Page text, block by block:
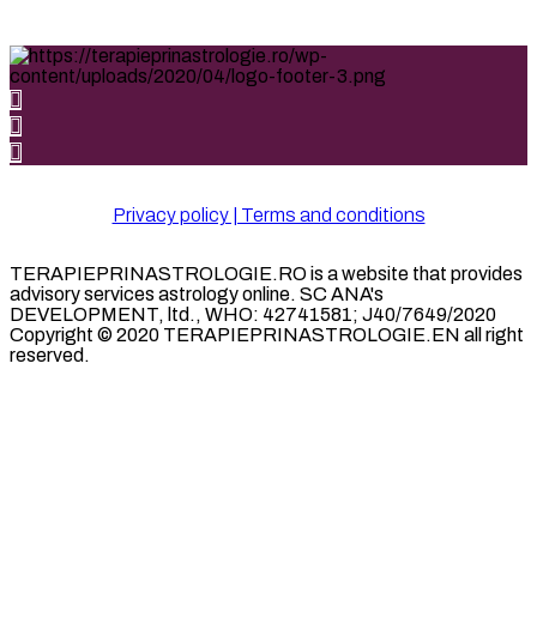
Privacy policy | Terms and conditions
TERAPIEPRINASTROLOGIE.RO is a website that provides
advisory services astrology online. SC ANA's
DEVELOPMENT, ltd., WHO: 42741581; J40/7649/2020
Copyright © 2020 TERAPIEPRINASTROLOGIE.EN all right
reserved.